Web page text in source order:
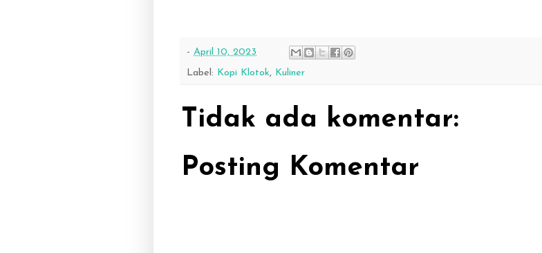
- April 10, 2023
Label: Kopi Klotok, Kuliner
Tidak ada komentar:
Posting Komentar